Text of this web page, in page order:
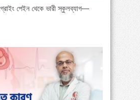
পেইন থেকে ভারী স্কুলব্যাগ—